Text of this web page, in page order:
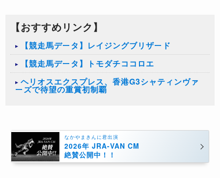
【おすすめリンク】
【競走馬データ】レイジングブリザード
【競走馬データ】トモダチココロエ
ヘリオスエクスプレス、香港G3シャティンヴァ
ーズで待望の重賞初制覇
なかやまきんに君出演
2026年 JRA-VAN CM
絶賛公開中！！